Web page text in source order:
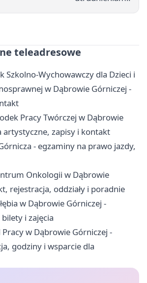
teleadresowe
Szkolno-Wychowawczy dla Dzieci i
w Dąbrowie Górniczej -
Pracy Twórczej w Dąbrowie
artystyczne, zapisy i kontakt
- egzaminy na prawo jazdy,
Onkologii w Dąbrowie
rejestracja, oddziały i poradnie
w Dąbrowie Górniczej -
i zajęcia
w Dąbrowie Górniczej -
godziny i wsparcie dla